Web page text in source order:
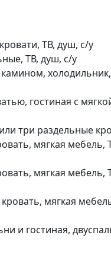
ТВ, душ, с/у
ТВ, душ, с/у
гостиная с
три раздельные
мягкая мебель,
мягкая мебель,
мягкая
и гостиная,